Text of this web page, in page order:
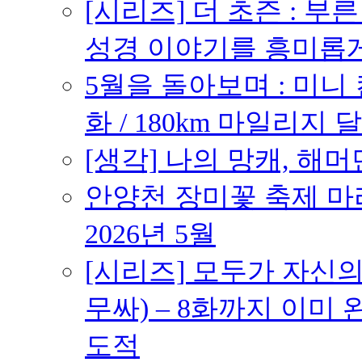
[시리즈] 더 초즌 : 부른
성경 이야기를 흥미롭
5월을 돌아보며 : 미니
화 / 180km 마일리지
[생각] 나의 망캐, 해머
안양천 장미꽃 축제
2026년 5월
[시리즈] 모두가 자신
무싸) – 8화까지 이미
도적